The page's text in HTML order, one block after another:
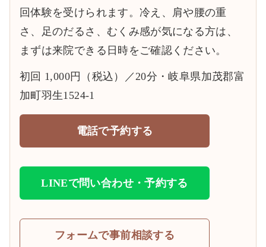
回体験を受けられます。冷え、肩や腰の重
さ、足のだるさ、むくみ感が気になる方は、
まずは来院できる日時をご確認ください。
初回 1,000円（税込）／20分・岐阜県加茂郡富
加町羽生1524-1
電話で予約する
LINEで問い合わせ・予約する
フォームで事前相談する